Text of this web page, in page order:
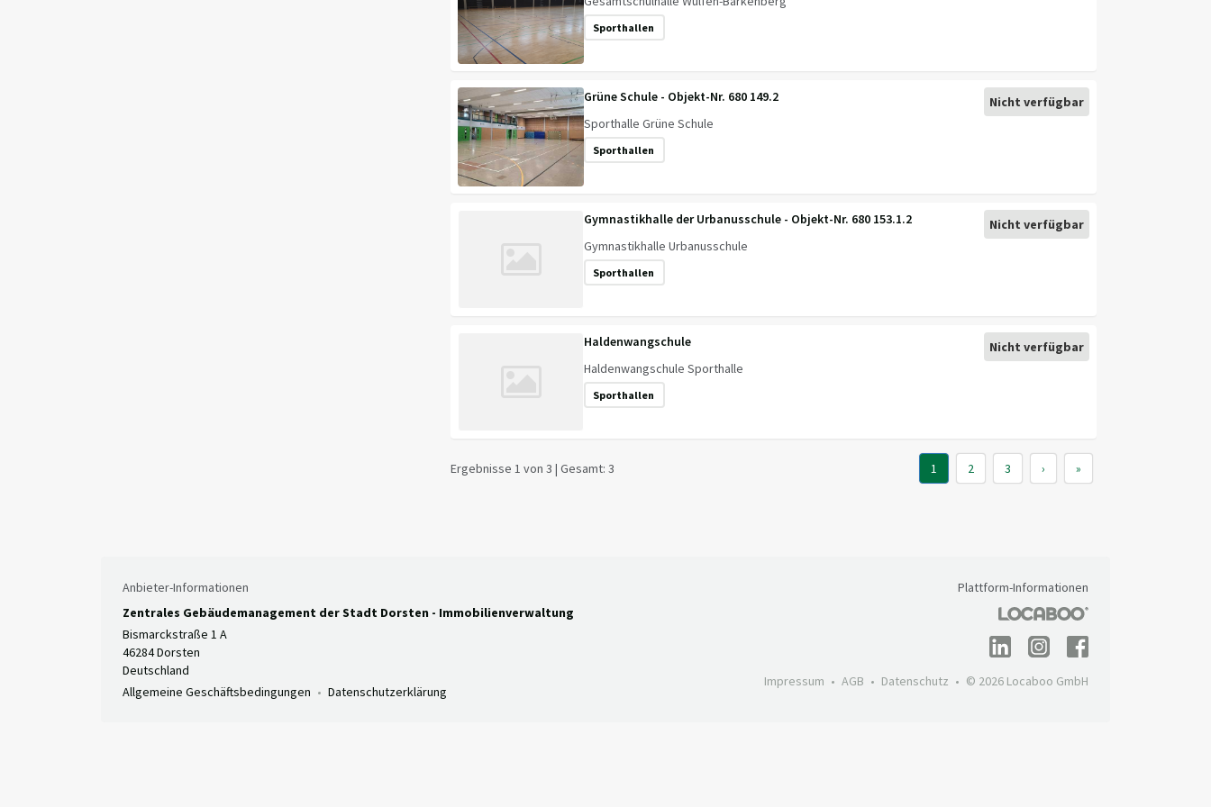
Sporthallen
Grüne Schule - Objekt-Nr. 680 149.2
Sporthalle Grüne Schule
Sporthallen
Nicht verfügbar
Gymnastikhalle der Urbanusschule - Objekt-Nr. 680 153.1.2
Gymnastikhalle Urbanusschule
Sporthallen
Nicht verfügbar
Haldenwangschule
Haldenwangschule Sporthalle
Sporthallen
Nicht verfügbar
Ergebnisse 1 von 3 | Gesamt: 3 1 2 3 › »
Anbieter-Informationen
Zentrales Gebäudemanagement der Stadt Dorsten - Immobilienverwaltung
Bismarckstraße 1 A
46284 Dorsten
Deutschland
Allgemeine Geschäftsbedingungen
Datenschutzerklärung
Plattform-Informationen
Impressum AGB Datenschutz © 2026 Locaboo GmbH